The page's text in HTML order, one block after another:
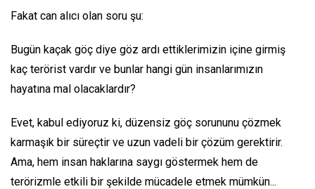
Fakat can alıcı olan soru şu:
Bugün kaçak göç diye göz ardı ettiklerimizin içine girmiş
kaç terörist vardır ve bunlar hangi gün insanlarımızın
hayatına mal olacaklardır?
Evet, kabul ediyoruz ki, düzensiz göç sorununu çözmek
karmaşık bir süreçtir ve uzun vadeli bir çözüm gerektirir.
Ama, hem insan haklarına saygı göstermek hem de
terörizmle etkili bir şekilde mücadele etmek mümkün...